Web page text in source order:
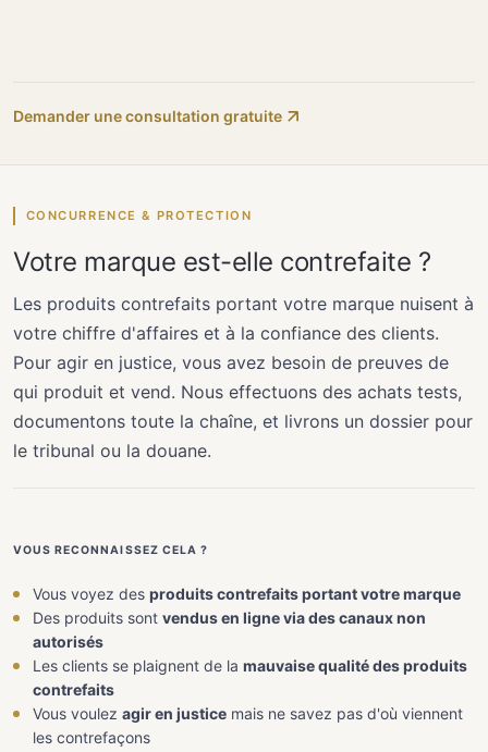
Demander une consultation gratuite
CONCURRENCE & PROTECTION
Votre marque est-elle contrefaite ?
Les produits contrefaits portant votre marque nuisent à
votre chiffre d'affaires et à la confiance des clients.
Pour agir en justice, vous avez besoin de preuves de
qui produit et vend. Nous effectuons des achats tests,
documentons toute la chaîne, et livrons un dossier pour
le tribunal ou la douane.
VOUS RECONNAISSEZ CELA ?
Vous voyez desproduits contrefaits portant votre marque
Des produits sontvendus en ligne via des canaux non
autorisés
Les clients se plaignent de lamauvaise qualité des produits
contrefaits
Vous voulezagir en justice mais ne savez pas d'où viennent
les contrefaçons